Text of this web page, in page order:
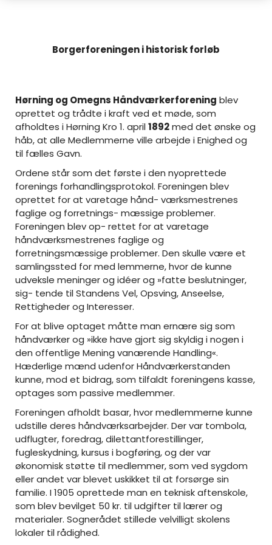
Borgerforeningen i historisk forløb
Hørning og Omegns Håndværkerforening blev
oprettet og trådte i kraft ved et møde, som
afholdtes i Hørning Kro 1. april1892med det ønske og
håb, at alle Medlemmerne ville arbejde i Enighed og
til fælles Gavn.
Ordene står som det første i den nyoprettede
forenings forhandlingsprotokol. Foreningen blev
oprettet for at varetage hånd- værksmestrenes
faglige og forretnings- mæssige problemer.
Foreningen blev op- rettet for at varetage
håndværksmestrenes faglige og
forretningsmæssige problemer. Den skulle være et
samlingssted for med lemmerne, hvor de kunne
udveksle meninger og idéer og »fatte beslutninger,
sig- tende til Standens Vel, Opsving, Anseelse,
Rettigheder og Interesser.
For at blive optaget måtte man ernære sig som
håndværker og »ikke have gjort sig skyldig i nogen i
den offentlige Mening vanærende Handling«.
Hæderlige mænd udenfor Håndværkerstanden
kunne, mod et bidrag, som tilfaldt foreningens kasse,
optages som passive medlemmer.
Foreningen afholdt basar, hvor medlemmerne kunne
udstille deres håndværksarbejder. Der var tombola,
udflugter, foredrag, dilettantforestillinger,
fugleskydning, kursus i bogføring, og der var
økonomisk støtte til medlemmer, som ved sygdom
eller andet var blevet uskikket til at forsørge sin
familie. I 1905 oprettede man en teknisk aftenskole,
som blev bevilget 50 kr. til udgifter til lærer og
materialer. Sognerådet stillede velvilligt skolens
lokaler til rådighed.